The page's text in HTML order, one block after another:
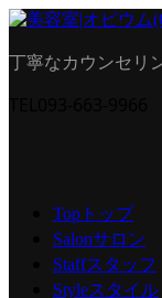
丁寧なカウンセリ
Top トップ
Salonサロン
Staffスタッフ
Styleスタイル